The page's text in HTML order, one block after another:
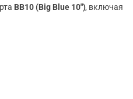
BB10 (Big Blue 10″), включая